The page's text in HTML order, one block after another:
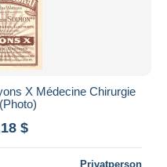
X Médecine Chirurgie
$
Privatperson